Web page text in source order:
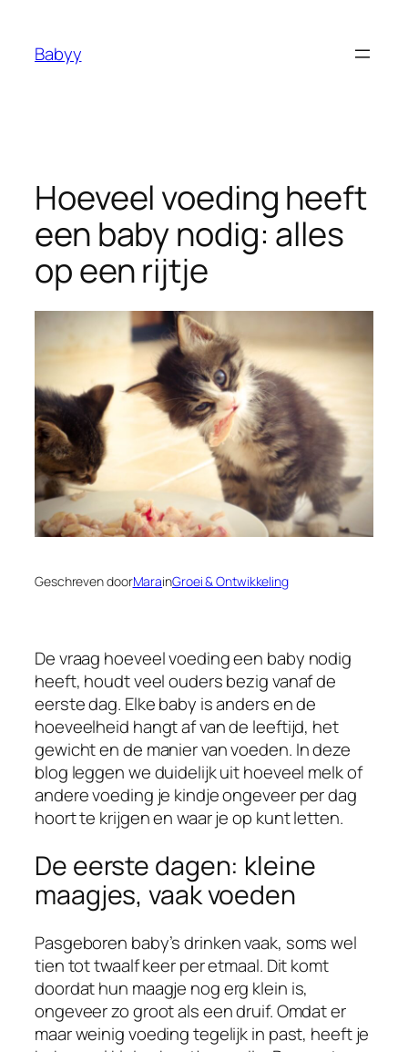
Babyy
Hoeveel voeding heeft
een baby nodig: alles
op een rijtje
Geschreven doorMarainGroei & Ontwikkeling
De vraag hoeveel voeding een baby nodig
heeft, houdt veel ouders bezig vanaf de
eerste dag. Elke baby is anders en de
hoeveelheid hangt af van de leeftijd, het
gewicht en de manier van voeden. In deze
blog leggen we duidelijk uit hoeveel melk of
andere voeding je kindje ongeveer per dag
hoort te krijgen en waar je op kunt letten.
De eerste dagen: kleine
maagjes, vaak voeden
Pasgeboren baby’s drinken vaak, soms wel
tien tot twaalf keer per etmaal. Dit komt
doordat hun maagje nog erg klein is,
ongeveer zo groot als een druif. Omdat er
maar weinig voeding tegelijk in past, heeft je